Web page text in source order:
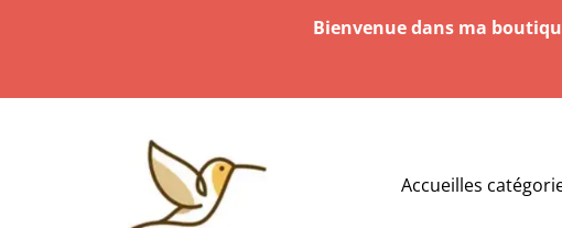
Bienvenue dans ma
Accueilles